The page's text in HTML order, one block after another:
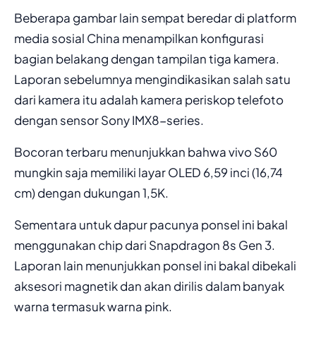
Beberapa gambar lain sempat beredar di platform
media sosial China menampilkan konfigurasi
bagian belakang dengan tampilan tiga kamera.
Laporan sebelumnya mengindikasikan salah satu
dari kamera itu adalah kamera periskop telefoto
dengan sensor Sony IMX8-series.
Bocoran terbaru menunjukkan bahwa vivo S60
mungkin saja memiliki layar OLED 6,59 inci (16,74
cm) dengan dukungan 1,5K.
Sementara untuk dapur pacunya ponsel ini bakal
menggunakan chip dari Snapdragon 8s Gen 3.
Laporan lain menunjukkan ponsel ini bakal dibekali
aksesori magnetik dan akan dirilis dalam banyak
warna termasuk warna pink.